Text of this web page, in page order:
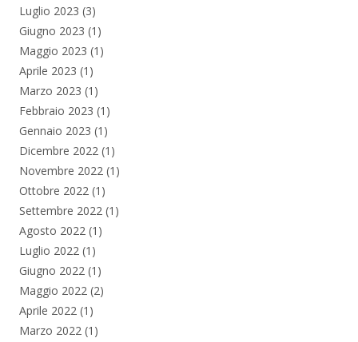
Luglio 2023 (3)
Giugno 2023 (1)
Maggio 2023 (1)
Aprile 2023 (1)
Marzo 2023 (1)
Febbraio 2023 (1)
Gennaio 2023 (1)
Dicembre 2022 (1)
Novembre 2022 (1)
Ottobre 2022 (1)
Settembre 2022 (1)
Agosto 2022 (1)
Luglio 2022 (1)
Giugno 2022 (1)
Maggio 2022 (2)
Aprile 2022 (1)
Marzo 2022 (1)